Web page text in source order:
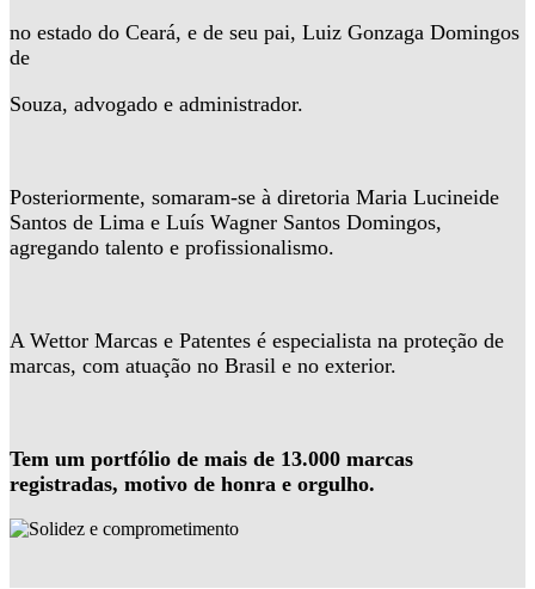
no estado do Ceará, e de seu pai, Luiz Gonzaga Domingos
de
Souza, advogado e administrador.
Posteriormente, somaram-se à diretoria Maria Lucineide
Santos de Lima e Luís Wagner Santos Domingos,
agregando talento e profissionalismo.
A Wettor Marcas e Patentes é especialista na proteção de
marcas, com atuação no Brasil e no exterior.
Tem um portfólio de mais de 13.000 marcas
registradas, motivo de honra e orgulho.